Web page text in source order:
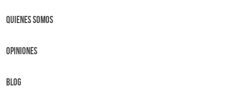
Quienes Somos
OPINIONES
BLOG